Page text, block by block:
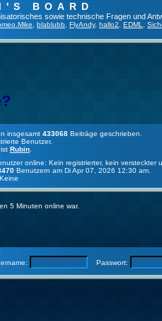
BOARD
sowie technische Fragen und
blablubb FlyAndy, hallo2 EDML
insgesamt 433068 Beiträge geschrieben.
Benutzer.
Rubin
online: Kein registrierter, kein
Benutzern am Di Apr 07, 2026 12:30 am.
5 Minuten online war.
Passwort: